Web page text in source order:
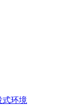
式环境